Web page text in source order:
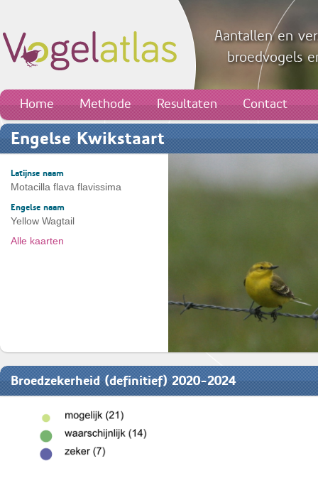
Aantallen en
broedvogels
Home Methode Resultaten Contact
Engelse Kwikstaart
Latijnse naam
Motacilla flava flavissima
Engelse naam
Yellow Wagtail
Alle kaarten
Broedzekerheid (definitief) 2020-2024